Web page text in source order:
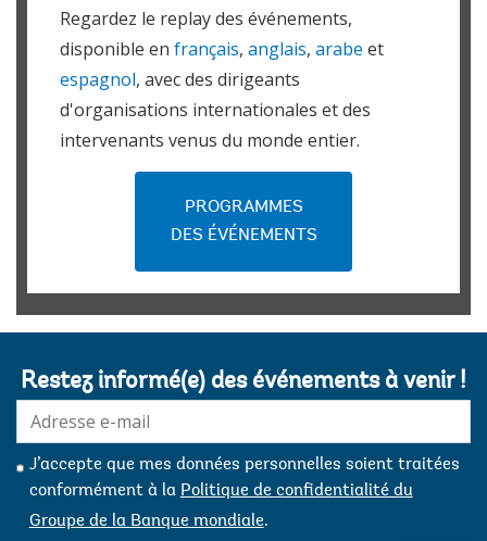
Regardez le replay des événements,
disponible en français, anglais, arabe et
espagnol, avec des dirigeants
d'organisations internationales et des
intervenants venus du monde entier.
PROGRAMMES
DES ÉVÉNEMENTS
Restez informé(e) des événements à venir !
mail:
J’accepte que mes données personnelles soient traitées
conformément à la Politique de confidentialité du
Groupe de la Banque mondiale.